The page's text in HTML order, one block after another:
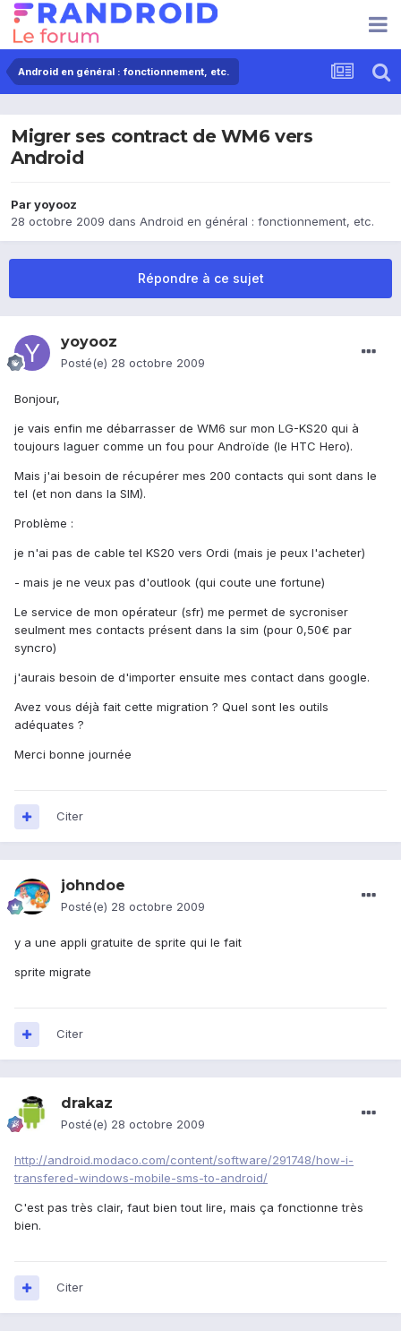
Android en général : fonctionnement, etc.
Migrer ses contract de WM6 vers
Android
Paryoyooz
28 octobre 2009 dans Android en général : fonctionnement, etc.
Répondre à ce sujet
yoyooz
Posté(e) 28 octobre 2009
Bonjour,
je vais enfin me débarrasser de WM6 sur mon LG-KS20 qui à
toujours laguer comme un fou pour Androïde (le HTC Hero).
Mais j'ai besoin de récupérer mes 200 contacts qui sont dans le
tel (et non dans la SIM).
Problème :
je n'ai pas de cable tel KS20 vers Ordi (mais je peux l'acheter)
- mais je ne veux pas d'outlook (qui coute une fortune)
Le service de mon opérateur (sfr) me permet de sycroniser
seulment mes contacts présent dans la sim (pour 0,50€ par
syncro)
j'aurais besoin de d'importer ensuite mes contact dans google.
Avez vous déjà fait cette migration ? Quel sont les outils
adéquates ?
Merci bonne journée
Citer
johndoe
Posté(e) 28 octobre 2009
y a une appli gratuite de sprite qui le fait
sprite migrate
Citer
drakaz
Posté(e) 28 octobre 2009
http://android.modaco.com/content/software/291748/how-i-
transfered-windows-mobile-sms-to-android/
C'est pas très clair, faut bien tout lire, mais ça fonctionne très
bien.
Citer